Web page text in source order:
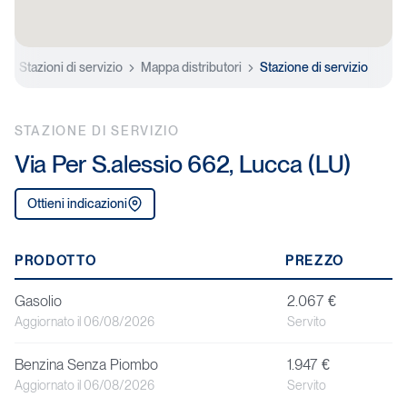
Stazioni di servizio Mappa distributori Stazione di servizio
STAZIONE DI SERVIZIO
Via Per S.alessio 662, Lucca (LU)
Ottieni indicazioni
P
r
o
o
PRODOTTO PREZZO
Gasolio
Aggiornato il 06/08/2026
2.067 €
Servito
Benzina Senza Piombo
Aggiornato il 06/08/2026
1.947 €
Servito